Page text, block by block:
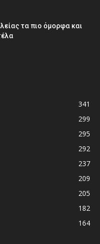
τα πιο όμορφα και
341
299
295
292
237
209
205
182
164